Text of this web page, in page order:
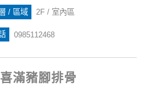
/ 區域 2F / 室內區
0985112468
滿豬腳排骨